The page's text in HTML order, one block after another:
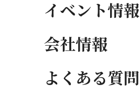
イベント情報
会社情報
よくある質問